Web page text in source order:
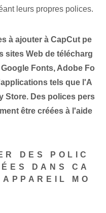
leurs propres polices.
à ajouter à CapCut pe
sites Web de télécharg
Fonts, Adobe Fo
tels que l'A
Store. Des polices pers
être créées à l'aide
DES POLIC
DANS CA
MO